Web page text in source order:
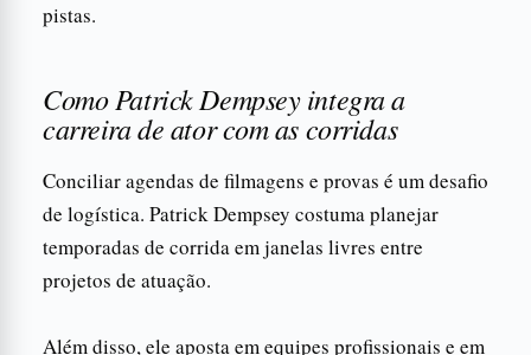
pistas.
Como Patrick Dempsey integra a
carreira de ator com as corridas
Conciliar agendas de filmagens e provas é um desafio
de logística. Patrick Dempsey costuma planejar
temporadas de corrida em janelas livres entre
projetos de atuação.
Além disso, ele aposta em equipes profissionais e em